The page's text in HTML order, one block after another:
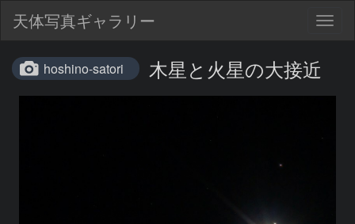
天体写真ギャラリー
hoshino-satori 木星と火星の大接近